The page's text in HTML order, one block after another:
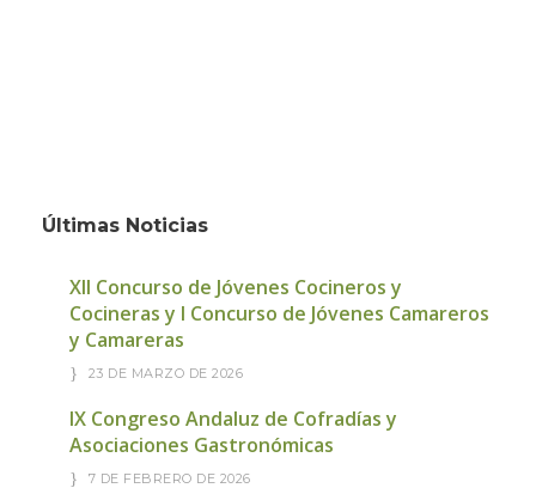
Últimas Noticias
XII Concurso de Jóvenes Cocineros y
Cocineras y I Concurso de Jóvenes Camareros
y Camareras
23 DE MARZO DE 2026
IX Congreso Andaluz de Cofradías y
Asociaciones Gastronómicas
7 DE FEBRERO DE 2026